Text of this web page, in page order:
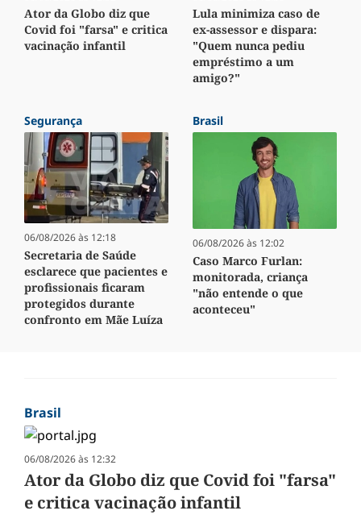
Ator da Globo diz que
Covid foi "farsa" e critica
vacinação infantil
Lula minimiza caso de
ex-assessor e dispara:
"Quem nunca pediu
empréstimo a um
amigo?"
Segurança
06/08/2026 às 12:18
Secretaria de Saúde
esclarece que pacientes e
profissionais ficaram
protegidos durante
confronto em Mãe Luíza
Brasil
06/08/2026 às 12:02
Caso Marco Furlan:
monitorada, criança
"não entende o que
aconteceu"
Brasil
06/08/2026 às 12:32
Ator da Globo diz que Covid foi "farsa"
e critica vacinação infantil